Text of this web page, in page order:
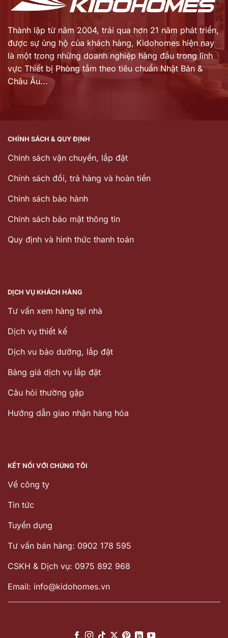
Thành lập từ năm 2004, trải qua hơn 21 năm phát triển,
được sự ủng hộ của khách hàng, Kidohomes hiện nay
là một trong những doanh nghiệp hàng đầu trong lĩnh
vực Thiết bị Phòng tắm theo tiêu chuẩn Nhật Bản &
Châu Âu...
CHÍNH SÁCH & QUY ĐỊNH
Chính sách vận chuyển, lắp đặt
Chính sách đổi, trả hàng và hoàn tiền
Chinh sách bảo hành
Chính sách bảo mật thông tin
Quy định và hình thức thanh toán
DỊCH VỤ KHÁCH HÀNG
Tư vấn xem hàng tại nhà
Dịch vụ thiết kế
Dịch vu bảo dưỡng, lắp đặt
Bảng giá dịch vụ lắp đặt
Câu hỏi thường gặp
Hướng dẫn giao nhận hàng hóa
KẾT NỐI VỚI CHÚNG TÔI
Về công ty
Tin tức
Tuyển dụng
Tư vấn bán hàng: 0902 178 595
CSKH & Dịch vụ: 0975 892 968
Email: info@kidohomes.vn